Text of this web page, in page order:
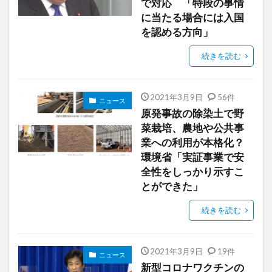
で対応 「特段の事情
に当たる場合には入国
を認める方向」
続きを読む
ニュース 2021年3月9日 56件
原発事故の除染土で野
菜栽培、農地や公共事
業への利用が本格化？
環境省「実証事業で安
全性をしっかり示すこ
とができた」
続きを読む
ニュース 2021年3月9日 19件
新型コロナワクチンの